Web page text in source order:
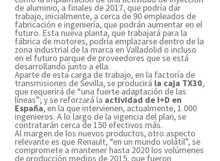
de aluminio, a finales de 2017, que podría dar
trabajo, inicialmente, a cerca de 90 empleados de
fabricación e ingeniería, que podrán aumentar en el
futuro. Esta nueva planta, que trabajará para la
fábrica de motores, podría emplazarse dentro de la
zona industrial de la marca en Valladolid o incluso
en el futuro parque de proveedores que se está
desarrollando junto a ella.
Aparte de esta carga de trabajo, en la factoría de
transmisiones de Sevilla, se producirá la caja TX30,
que requerirá de “una fuerte adaptación de las
líneas”; y se reforzará la actividad de I+D en
España, en la que intervienen, actualmente, 1.000
ingenieros. A lo largo de la vigencia del plan, se
contratarán cerca de 150 efectivos más.
Al margen de los nuevos productos, otro aspecto
relevante es que Renault, “en un mundo volátil”, se
compromete a mantener hasta 2020 los volúmenes
de producción medios de 2015, que fueron